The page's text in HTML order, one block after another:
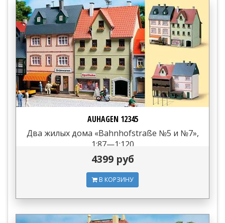
AUHAGEN 12345
Два жилых дома «Bahnhofstraße №5 и №7»,
1:87—1:120
4399 руб
В КОРЗИНУ